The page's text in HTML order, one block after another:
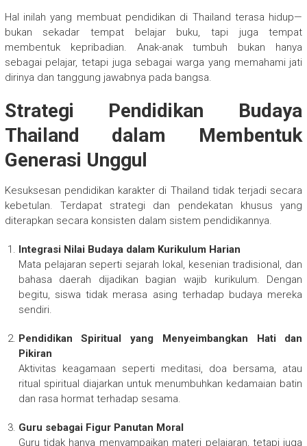
Hal inilah yang membuat pendidikan di Thailand terasa hidup—
bukan sekadar tempat belajar buku, tapi juga tempat
membentuk kepribadian. Anak-anak tumbuh bukan hanya
sebagai pelajar, tetapi juga sebagai warga yang memahami jati
dirinya dan tanggung jawabnya pada bangsa.
Strategi Pendidikan Budaya
Thailand dalam Membentuk
Generasi Unggul
Kesuksesan pendidikan karakter di Thailand tidak terjadi secara
kebetulan. Terdapat strategi dan pendekatan khusus yang
diterapkan secara konsisten dalam sistem pendidikannya.
Integrasi Nilai Budaya dalam Kurikulum Harian
Mata pelajaran seperti sejarah lokal, kesenian tradisional, dan
bahasa daerah dijadikan bagian wajib kurikulum. Dengan
begitu, siswa tidak merasa asing terhadap budaya mereka
sendiri.
Pendidikan Spiritual yang Menyeimbangkan Hati dan
Pikiran
Aktivitas keagamaan seperti meditasi, doa bersama, atau
ritual spiritual diajarkan untuk menumbuhkan kedamaian batin
dan rasa hormat terhadap sesama.
Guru sebagai Figur Panutan Moral
Guru tidak hanya menyampaikan materi pelajaran, tetapi juga